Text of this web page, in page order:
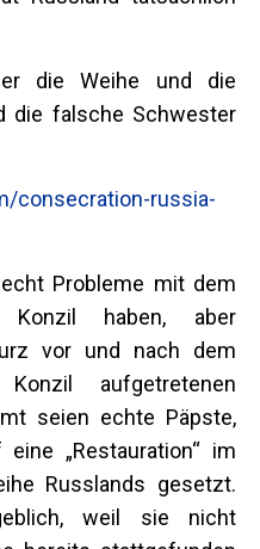
die Weihe und die
die falsche Schwester
consecration-russia-
Probleme mit dem
Konzil haben, aber
vor und nach dem
aufgetretenen
seien echte Päpste,
„Restauration“ im
Russlands gesetzt.
weil sie nicht